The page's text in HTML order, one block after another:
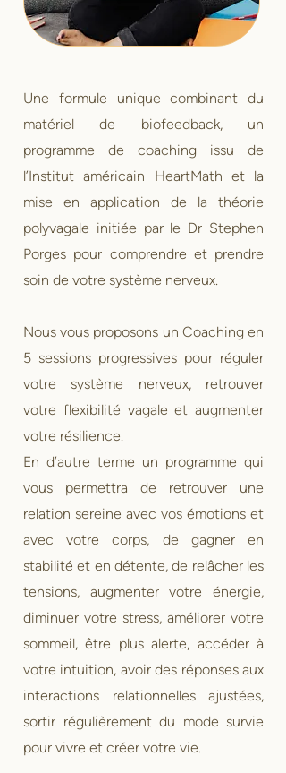
Une formule unique combinant du
matériel de biofeedback, un
programme de coaching issu de
l’Institut américain HeartMath et la
mise en application de la théorie
polyvagale initiée par le Dr Stephen
Porges pour comprendre et prendre
soin de votre système nerveux.
Nous vous proposons un Coaching en
5 sessions progressives pour réguler
votre système nerveux, retrouver
votre flexibilité vagale et augmenter
votre résilience.
En d’autre terme un programme qui
vous permettra de retrouver une
relation sereine avec vos émotions et
avec votre corps, de gagner en
stabilité et en détente, de relâcher les
tensions, augmenter votre énergie,
diminuer votre stress, améliorer votre
sommeil, être plus alerte, accéder à
votre intuition, avoir des réponses aux
interactions relationnelles ajustées,
sortir régulièrement du mode survie
pour vivre et créer votre vie.